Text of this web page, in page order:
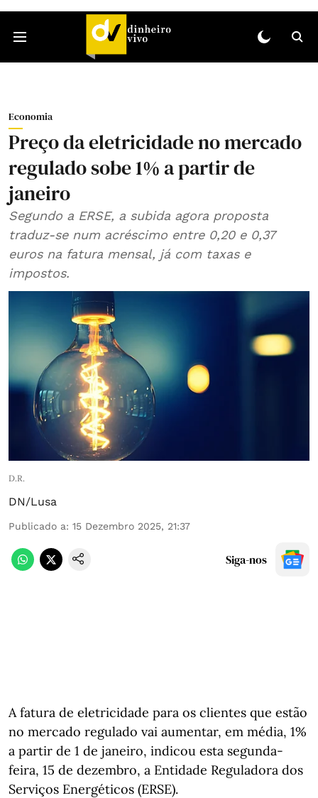
Economia
Preço da eletricidade no mercado
regulado sobe 1% a partir de
janeiro
Segundo a ERSE, a subida agora proposta
traduz-se num acréscimo entre 0,20 e 0,37
euros na fatura mensal, já com taxas e
impostos.
D.R.
DN/Lusa
Publicado a: 15 Dezembro 2025, 21:37
Siga-nos
A fatura de eletricidade para os clientes que estão
no mercado regulado vai aumentar, em média, 1%
a partir de 1 de janeiro, indicou esta segunda-
feira, 15 de dezembro, a Entidade Reguladora dos
Serviços Energéticos (ERSE).